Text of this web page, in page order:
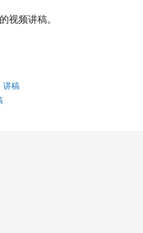
视频讲稿。
讲稿